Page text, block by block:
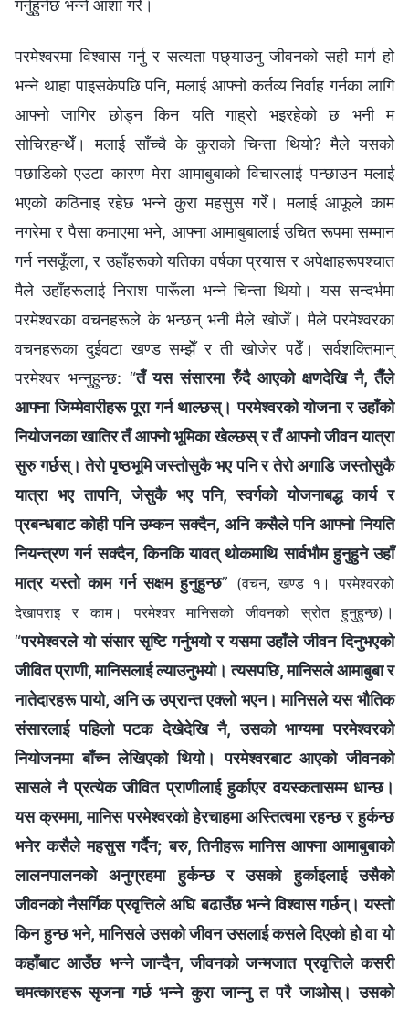
गर्नुहुनेछ भन्ने आशा गरेँ।
परमेश्‍वरमा विश्वास गर्नु र सत्यता पछ्याउनु जीवनको सही मार्ग हो
भन्ने थाहा पाइसकेपछि पनि, मलाई आफ्नो कर्तव्य निर्वाह गर्नका लागि
आफ्नो जागिर छोड्न किन यति गाह्रो भइरहेको छ भनी म
सोचिरहन्थेँ। मलाई साँच्चै के कुराको चिन्ता थियो? मैले यसको
पछाडिको एउटा कारण मेरा आमाबुबाको विचारलाई पन्छाउन मलाई
भएको कठिनाइ रहेछ भन्ने कुरा महसुस गरेँ। मलाई आफूले काम
नगरेमा र पैसा कमाएमा भने, आफ्ना आमाबुबालाई उचित रूपमा सम्मान
गर्न नसकूँला, र उहाँहरूको यतिका वर्षका प्रयास र अपेक्षाहरूपश्चात
मैले उहाँहरूलाई निराश पारूँला भन्ने चिन्ता थियो। यस सन्दर्भमा
परमेश्‍वरका वचनहरूले के भन्छन् भनी मैले खोजेँ। मैले परमेश्‍वरका
वचनहरूका दुईवटा खण्ड सम्झेँ र ती खोजेर पढेँ। सर्वशक्तिमान्‌
परमेश्‍वर भन्‍नुहुन्छ: “तँ यस संसारमा रुँदै आएको क्षणदेखि नै, तैँले
आफ्ना जिम्मेवारीहरू पूरा गर्न थाल्छस्। परमेश्‍वरको योजना र उहाँको
नियोजनका खातिर तँ आफ्नो भूमिका खेल्छस् र तँ आफ्नो जीवन यात्रा
सुरु गर्छस्। तेरो पृष्‍ठभूमि जस्तोसुकै भए पनि र तेरो अगाडि जस्तोसुकै
यात्रा भए तापनि, जेसुकै भए पनि, स्वर्गको योजनाबद्ध कार्य र
प्रबन्धबाट कोही पनि उम्कन सक्दैन, अनि कसैले पनि आफ्‍नो नियति
नियन्त्रण गर्न सक्दैन, किनकि यावत् थोकमाथि सार्वभौम हुनुहुने उहाँ
मात्र यस्तो काम गर्न सक्षम हुनुहुन्छ” (वचन, खण्ड १। परमेश्‍वरको
देखापराइ र काम। परमेश्‍वर मानिसको जीवनको स्रोत हुनुहुन्छ) ।
“परमेश्‍वरले यो संसार सृष्‍टि गर्नुभयो र यसमा उहाँले जीवन दिनुभएको
जीवित प्राणी, मानिसलाई ल्याउनुभयो। त्यसपछि, मानिसले आमाबुबा र
नातेदारहरू पायो, अनि ऊ उप्रान्त एक्लो भएन। मानिसले यस भौतिक
संसारलाई पहिलो पटक देखेदेखि नै, उसको भाग्यमा परमेश्‍वरको
नियोजनमा बाँच्न लेखिएको थियो। परमेश्‍वरबाट आएको जीवनको
सासले नै प्रत्येक जीवित प्राणीलाई हुर्काएर वयस्कतासम्म धान्छ।
यस क्रममा, मानिस परमेश्‍वरको हेरचाहमा अस्तित्वमा रहन्छ र हुर्कन्छ
भनेर कसैले महसुस गर्दैन; बरु, तिनीहरू मानिस आफ्ना आमाबुबाको
लालनपालनको अनुग्रहमा हुर्कन्छ र उसको हुर्काइलाई उसैको
जीवनको नैसर्गिक प्रवृत्तिले अघि बढाउँछ भन्‍ने विश्‍वास गर्छन्। यस्तो
किन हुन्छ भने, मानिसले उसको जीवन उसलाई कसले दिएको हो वा यो
कहाँबाट आउँछ भन्‍ने जान्दैन, जीवनको जन्मजात प्रवृत्तिले कसरी
चमत्कारहरू सृजना गर्छ भन्‍ने कुरा जान्नु त परै जाओस्। उसको